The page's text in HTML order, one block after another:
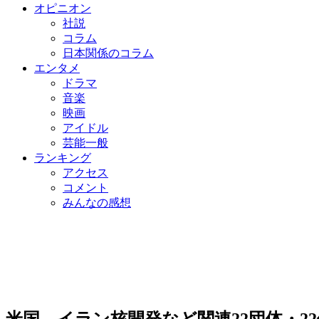
オピニオン
社説
コラム
日本関係のコラム
エンタメ
ドラマ
音楽
映画
アイドル
芸能一般
ランキング
アクセス
コメント
みんなの感想